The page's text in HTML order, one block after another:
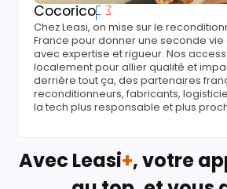
Cocorico
Chez Leasi, on mise sur le
France pour donner une seconde
avec expertise et rigueur. Nos
localement pour allier qualité et
derrière tout ça, des partenaires
reconditionneurs, fabricants,
la tech plus responsable et plus
Avec Leasi+, votre